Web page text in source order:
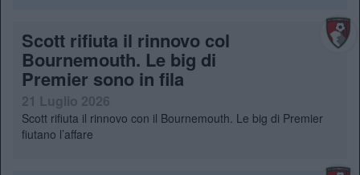
Scott rifiuta il rinnovo col
Bournemouth. Le big di
Premier sono in fila
Scott rifiuta il rinnovo con il Bournemouth. Le big di Premier
fiutano l’affare